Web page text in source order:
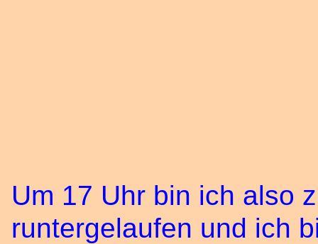
Um 17 Uhr bin ich also
runtergelaufen und ich